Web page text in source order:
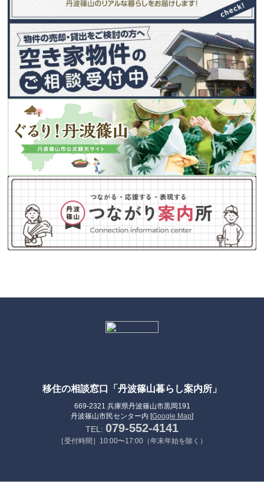
移住の相談窓口「丹波篠山暮らし案内所」
669-2321 兵庫県丹波篠山市黒岡191
丹波篠山市民センター内 [Google Map]
TEL: 079-552-4141
［受付時間］10:00〜17:00（年末年始を除く）